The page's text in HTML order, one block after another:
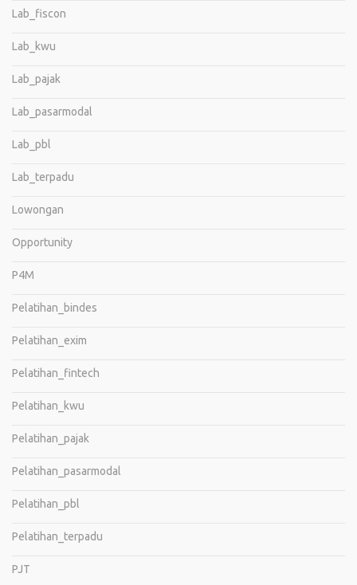
Lab_fiscon
Lab_kwu
Lab_pajak
Lab_pasarmodal
Lab_pbl
Lab_terpadu
Lowongan
Opportunity
P4M
Pelatihan_bindes
Pelatihan_exim
Pelatihan_fintech
Pelatihan_kwu
Pelatihan_pajak
Pelatihan_pasarmodal
Pelatihan_pbl
Pelatihan_terpadu
PJT